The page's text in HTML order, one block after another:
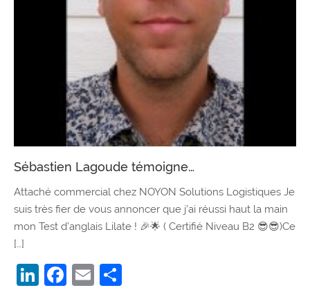
Sébastien Lagoude témoigne…
Attaché commercial chez NOYON Solutions Logistiques Je
suis très fier de vous annoncer que j’ai réussi haut la main
mon Test d’anglais Lilate ! 🎉🌟 ( Certifié Niveau B2 😎😎)Ce
[…]
LinkedIn
Facebook
Email